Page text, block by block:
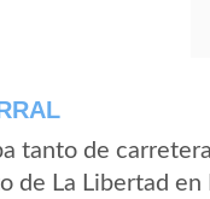
tanto de
de La Libertad